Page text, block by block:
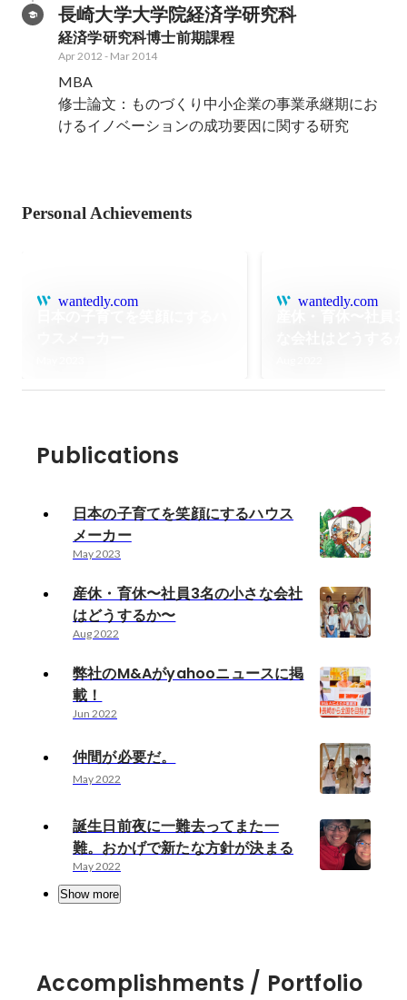
長崎大学大学院経済学研究科
経済学研究科博士前期課程
Apr 2012 - Mar 2014
MBA
修士論文：ものづくり中小企業の事業承継期にお
けるイノベーションの成功要因に関する研究
Personal Achievements
wantedly.com wantedly.com
Publications
日本の子育てを笑顔にするハウス
メーカー
May 2023
産休・育休〜社員3名の小さな会社
はどうするか〜
Aug 2022
弊社のM&Aがyahooニュースに掲
載！
Jun 2022
仲間が必要だ。
May 2022
誕生日前夜に一難去ってまた一
難。おかげで新たな方針が決まる
May 2022
Show more
Accomplishments / Portfolio